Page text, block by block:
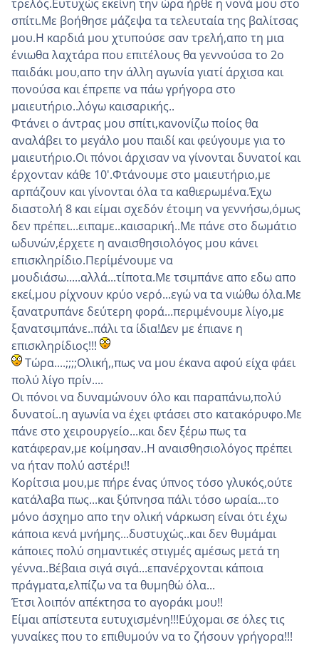
τρελός.Ευτυχώς εκείνη την ώρα ήρθε η νονά μου στο
σπίτι.Με βοήθησε μάζεψα τα τελευταία της βαλίτσας
μου.Η καρδιά μου χτυπούσε σαν τρελή,απο τη μια
ένιωθα λαχτάρα που επιτέλους θα γεννούσα το 2ο
παιδάκι μου,απο την άλλη αγωνία γιατί άρχισα και
πονούσα και έπρεπε να πάω γρήγορα στο
μαιευτήριο..λόγω καισαρικής..
Φτάνει ο άντρας μου σπίτι,κανονίζω ποίος θα
αναλάβει το μεγάλο μου παιδί και φεύγουμε για το
μαιευτήριο.Οι πόνοι άρχισαν να γίνονται δυνατοί και
έρχονταν κάθε 10'.Φτάνουμε στο μαιευτήριο,με
αρπάζουν και γίνονται όλα τα καθιερωμένα.Έχω
διαστολή 8 και είμαι σχεδόν έτοιμη να γεννήσω,όμως
δεν πρέπει...ειπαμε..καισαρική..Με πάνε στο δωμάτιο
ωδυνών,έρχετε η αναισθησιολόγος μου κάνει
επισκληρίδιο.Περίμένουμε να
μουδιάσω.....αλλά...τίποτα.Με τσιμπάνε απο εδω απο
εκεί,μου ρίχνουν κρύο νερό...εγώ να τα νιώθω όλα.Με
ξανατρυπάνε δεύτερη φορά...περιμένουμε λίγο,με
ξανατσιμπάνε..πάλι τα ίδια!Δεν με έπιανε η
επισκληρίδιος!!!
Τώρα....;;;;Ολική,,πως να μου έκανα αφού είχα φάει
πολύ λίγο πρίν....
Οι πόνοι να δυναμώνουν όλο και παραπάνω,πολύ
δυνατοί..η αγωνία να έχει φτάσει στο κατακόρυφο.Με
πάνε στο χειρουργείο...και δεν ξέρω πως τα
κατάφεραν,με κοίμησαν..Η αναισθησιολόγος πρέπει
να ήταν πολύ αστέρι!!
Κορίτσια μου,με πήρε ένας ύπνος τόσο γλυκός,ούτε
κατάλαβα πως...και ξύπνησα πάλι τόσο ωραία...το
μόνο άσχημο απο την ολική νάρκωση είναι ότι έχω
κάποια κενά μνήμης...δυστυχώς..και δεν θυμάμαι
κάποιες πολύ σημαντικές στιγμές αμέσως μετά τη
γέννα..Βέβαια σιγά σιγά...επανέρχονται κάποια
πράγματα,ελπίζω να τα θυμηθώ όλα...
Έτσι λοιπόν απέκτησα το αγοράκι μου!!
Είμαι απίστευτα ευτυχισμένη!!!Εύχομαι σε όλες τις
γυναίκες που το επιθυμούν να το ζήσουν γρήγορα!!!